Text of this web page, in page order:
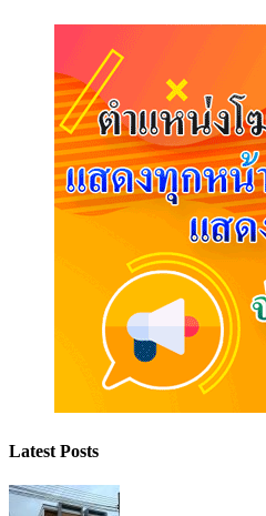
Latest Posts